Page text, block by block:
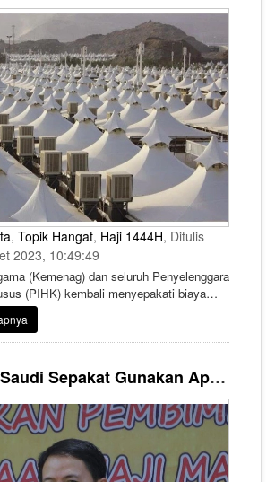
, Topik Hangat, Haji 1444H, Ditulis
2023, 10:49:49
(Kemenag) dan seluruh Penyelenggara
(PIHK) kembali menyepakati biaya
ibadah haji (BPIH) Khusus sebesar 8.000
Rp123 juta.
Indonesia-Saudi Sepakat Gunakan Aplikasi Saudi Visa Bio untuk Seluruh Jemaah Haji 2023